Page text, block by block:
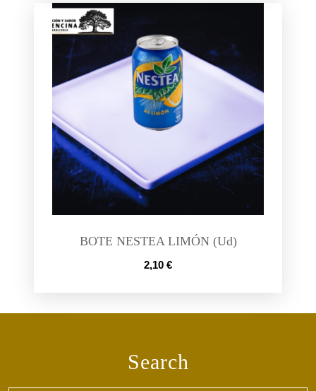
BOTE NESTEA LIMÓN (Ud)
2,10 €
Search